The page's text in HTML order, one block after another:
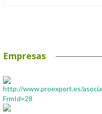
Empresas